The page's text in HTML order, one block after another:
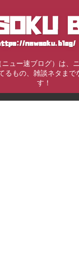
ュー速ブログ）は、
るもの、雑談ネタまで
す！